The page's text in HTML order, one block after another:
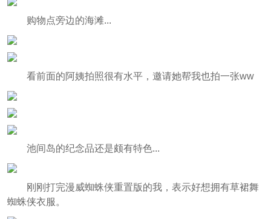
购物点旁边的海滩...
看前面的阿姨拍照很有水平，邀请她帮我也拍一张ww
池间岛的纪念品还是颇有特色...
刚刚打完漫威蜘蛛侠重置版的我，表示好想拥有草裙舞
蜘蛛侠衣服。